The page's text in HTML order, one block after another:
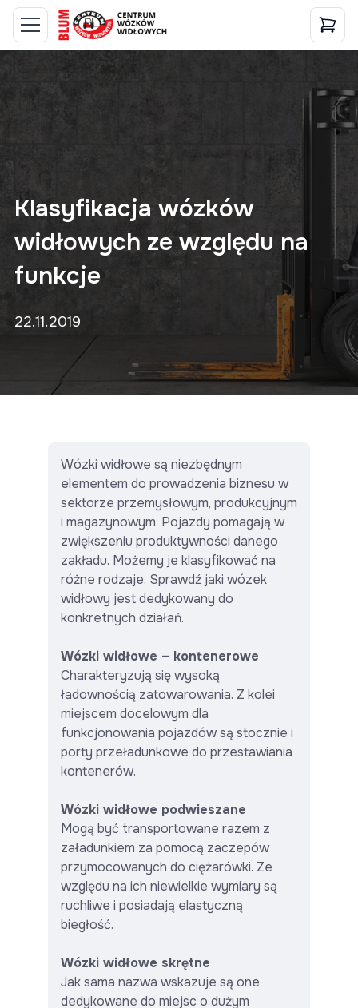
Klasyfikacja wózków
widłowych ze względu na
funkcje
22.11.2019
Wózki widłowe są niezbędnym
elementem do prowadzenia biznesu w
sektorze przemysłowym, produkcyjnym
i magazynowym. Pojazdy pomagają w
zwiększeniu produktywności danego
zakładu. Możemy je klasyfikować na
różne rodzaje. Sprawdź jaki wózek
widłowy jest dedykowany do
konkretnych działań.
Wózki widłowe – kontenerowe
Charakteryzują się wysoką
ładownością zatowarowania. Z kolei
miejscem docelowym dla
funkcjonowania pojazdów są stocznie i
porty przeładunkowe do przestawiania
kontenerów.
Wózki widłowe podwieszane
Mogą być transportowane razem z
załadunkiem za pomocą zaczepów
przymocowanych do ciężarówki. Ze
względu na ich niewielkie wymiary są
ruchliwe i posiadają elastyczną
biegłość.
Wózki widłowe skrętne
Jak sama nazwa wskazuje są one
dedykowane do miejsc o dużym